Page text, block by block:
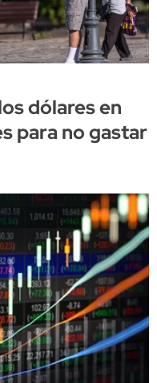
dólares en
para no gastar